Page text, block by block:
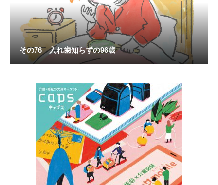
その76 入れ歯知らずの96歳